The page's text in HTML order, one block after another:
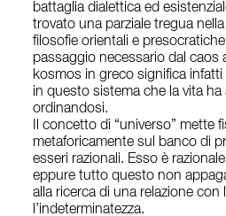
battaglia dialettica ed
trovato una parziale tregua
filosofie orientali e
passaggio necessario dal caos
kosmos in greco significa infatti
in questo sistema che la vita ha
ordinandosi.
Il concetto di “universo” mette
metaforicamente sul banco di
esseri razionali. Esso è
eppure tutto questo non
alla ricerca di una relazione con
l’indeterminatezza.